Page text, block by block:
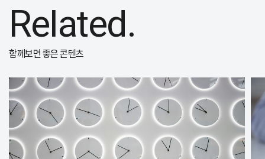
Related.
함께보면 좋은 콘텐츠